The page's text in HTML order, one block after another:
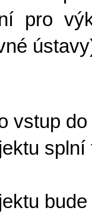
pro
vstup